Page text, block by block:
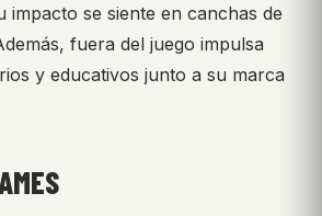
impacto se siente en canchas de
fuera del juego impulsa
y educativos junto a su marca